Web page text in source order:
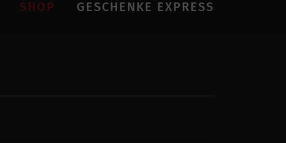
SHOP GESCHENKE EXPRESS